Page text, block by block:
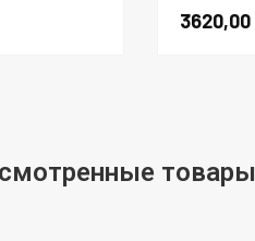
3620,00
товары